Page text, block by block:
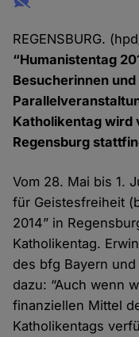
REGENSBURG.
“Humanistentag
Besucherinnen
Katholikentag wird
Regensburg
Vom 28. Mai bis 1.
für Geistesfreiheit
2014” in
Katholikentag.
des bfg Bayern
dazu: “Auch wenn
finanziellen Mittel
Katholikentags